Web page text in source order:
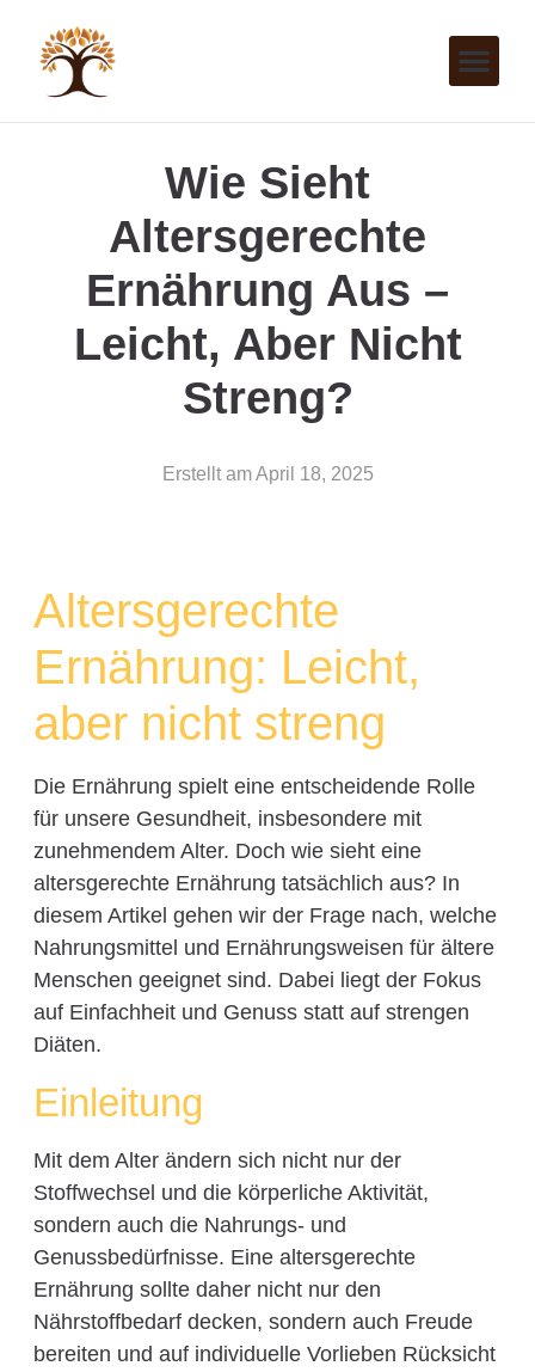
Wie Sieht
Altersgerechte
Ernährung Aus –
Leicht, Aber Nicht
Streng?
Erstellt am April 18, 2025
Altersgerechte
Ernährung: Leicht,
aber nicht streng
Die Ernährung spielt eine entscheidende Rolle
für unsere Gesundheit, insbesondere mit
zunehmendem Alter. Doch wie sieht eine
altersgerechte Ernährung tatsächlich aus? In
diesem Artikel gehen wir der Frage nach, welche
Nahrungsmittel und Ernährungsweisen für ältere
Menschen geeignet sind. Dabei liegt der Fokus
auf Einfachheit und Genuss statt auf strengen
Diäten.
Einleitung
Mit dem Alter ändern sich nicht nur der
Stoffwechsel und die körperliche Aktivität,
sondern auch die Nahrungs- und
Genussbedürfnisse. Eine altersgerechte
Ernährung sollte daher nicht nur den
Nährstoffbedarf decken, sondern auch Freude
bereiten und auf individuelle Vorlieben Rücksicht